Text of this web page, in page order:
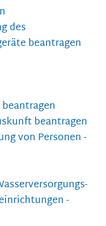
des
beantragen
beantragen
von Personen -
-